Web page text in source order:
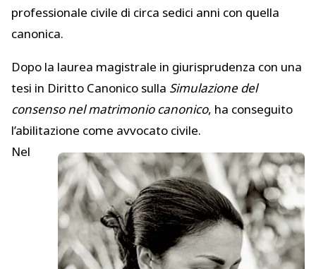
professionale civile di circa sedici anni con quella
canonica.
Dopo la laurea magistrale in giurisprudenza con una
tesi in Diritto Canonico sulla Simulazione del
consenso nel matrimonio canonico, ha conseguito
l’abilitazione come avvocato civile.
Nel